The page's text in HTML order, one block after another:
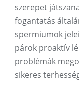
szerepet
fogantatás
spermiumok
párok proaktív
problémák
sikeres